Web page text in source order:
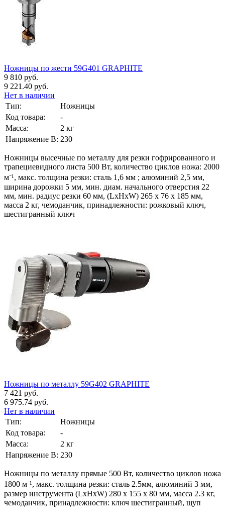
Ножницы по жести 59G401 GRAPHITE
9 810 руб.
9 221.40 руб.
Нет в наличии
Тип:
Ножницы
Код товара:
-
Масса:
2 кг
Напряжение В: 230
Ножницы высечные по металлу для резки гофрированного и
трапециевидного листа 500 Вт, количество циклов ножа: 2000
м⁻¹, макс. толщина резки: сталь 1,6 мм ; алюминий 2,5 мм,
ширина дорожки 5 мм, мин. диам. начального отверстия 22
мм, мин. радиус резки 60 мм, (LxHxW) 265 x 76 x 185 мм,
масса 2 кг, чемоданчик, принадлежности: рожковый ключ,
шестигранный ключ
Ножницы по металлу 59G402 GRAPHITE
7 421 руб.
6 975.74 руб.
Нет в наличии
Тип:
Ножницы
Код товара:
-
Масса:
2 кг
Напряжение В: 230
Ножницы по металлу прямые 500 Вт, количество циклов ножа
1800 м⁻¹, макс. толщина резки: сталь 2.5мм, алюминий 3 мм,
размер инструмента (LxHxW) 280 x 155 x 80 мм, масса 2.3 кг,
чемоданчик, принадлежности: ключ шестигранный, щуп